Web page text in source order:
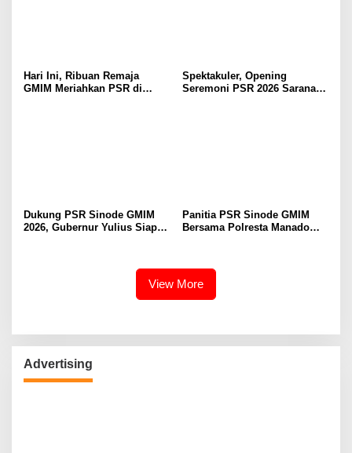
Hari Ini, Ribuan Remaja
GMIM Meriahkan PSR di
Spektakuler, Opening
Seremoni PSR 2026 Sarana
Dukung PSR Sinode GMIM
2026, Gubernur Yulius Siap
Panitia PSR Sinode GMIM
Bersama Polresta Manado
View More
Advertising